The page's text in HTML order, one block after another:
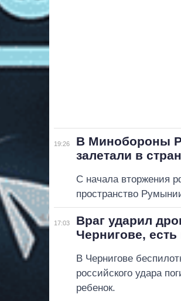
19:26
В Минобороны
залетали в
С начала вторжения
пространство
17:03
Враг ударил
Чернигове,
В Чернигове
российского удара
ребенок.